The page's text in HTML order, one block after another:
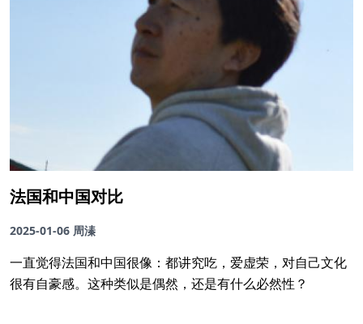
法国和中国对比
2025-01-06 周溱
一直觉得法国和中国很像：都讲究吃，爱虚荣，对自己文化
很有自豪感。这种类似是偶然，还是有什么必然性？